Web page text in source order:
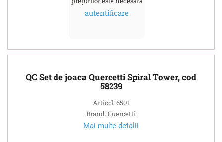
autentificare
QC Set de joaca Quercetti Spiral Tower, cod
58239
Articol: 6501
Brand: Quercetti
Mai multe detalii